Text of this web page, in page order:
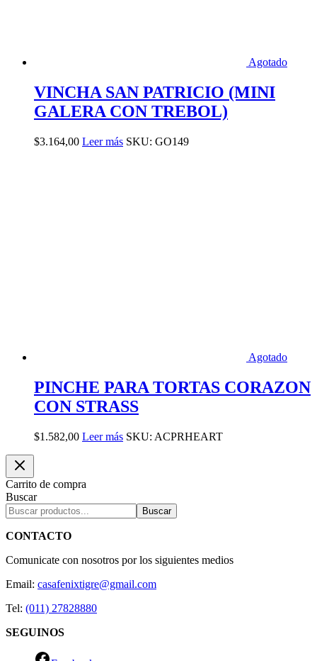
Agotado
VINCHA SAN PATRICIO (MINI
GALERA CON TREBOL)
$3.164,00 Leer más SKU: GO149
Agotado
PINCHE PARA TORTAS CORAZON
CON STRASS
$1.582,00 Leer más SKU: ACPRHEART
Carrito de compra
Buscar
Buscar
CONTACTO
Comunicate con nosotros por los siguientes medios
Email: casafenixtigre@gmail.com
Tel: (011) 27828880
SEGUINOS